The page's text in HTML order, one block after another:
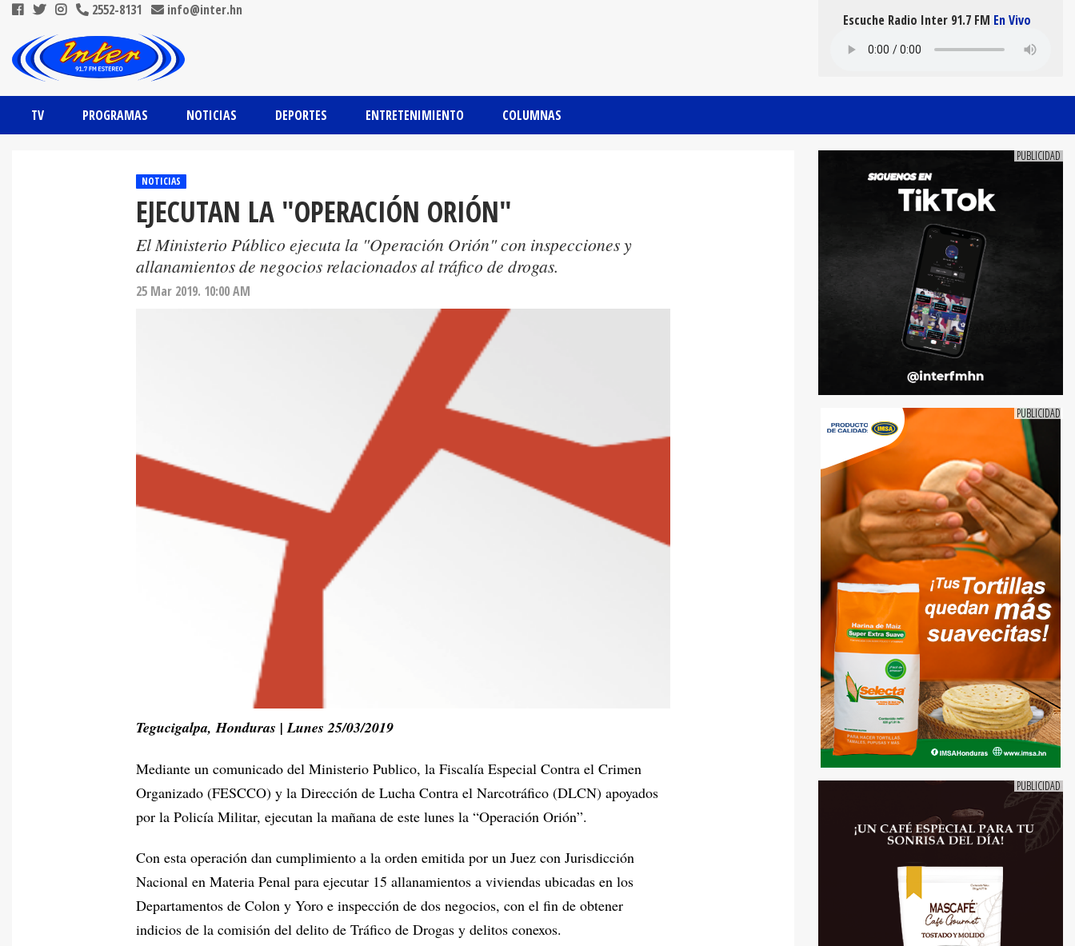
2552-8131 info@inter.hn
TV PROGRAMAS NOTICIAS DEPORTES ENTRETENIMIENTO COLUMNAS
Escuche Radio Inter 91.7 FM En Vivo
NOTICIAS
EJECUTAN LA "OPERACIÓN ORIÓN"
El Ministerio Público ejecuta la "Operación Orión" con inspecciones y
allanamientos de negocios relacionados al tráfico de drogas.
25 Mar 2019. 10:00 AM
Tegucigalpa, Honduras | Lunes 25/03/2019
Mediante un comunicado del Ministerio Publico, la Fiscalía Especial Contra el Crimen
Organizado (FESCCO) y la Dirección de Lucha Contra el Narcotráfico (DLCN) apoyados
por la Policía Militar, ejecutan la mañana de este lunes la “Operación Orión”.
Con esta operación dan cumplimiento a la orden emitida por un Juez con Jurisdicción
Nacional en Materia Penal para ejecutar 15 allanamientos a viviendas ubicadas en los
Departamentos de Colon y Yoro e inspección de dos negocios, con el fin de obtener
indicios de la comisión del delito de Tráfico de Drogas y delitos conexos.